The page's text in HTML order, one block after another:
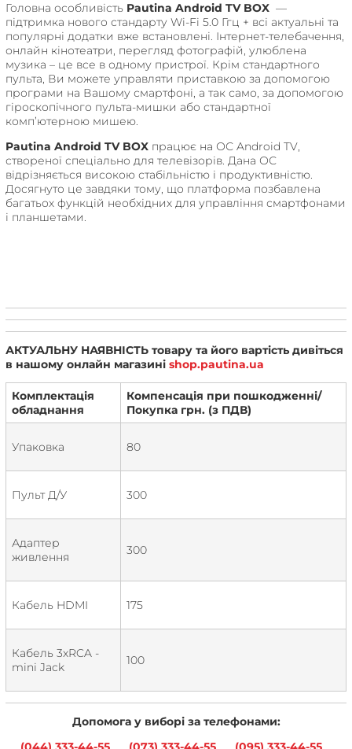
Головна особливість Pautina Android TV BOX —
підтримка нового стандарту Wi-Fi 5.0 Ггц + всі актуальні та
популярні додатки вже встановлені. Інтернет-телебачення,
онлайн кінотеатри, перегляд фотографій, улюблена
музика – це все в одному пристрої. Крім стандартного
пульта, Ви можете управляти приставкою за допомогою
програми на Вашому смартфоні, а так само, за допомогою
гіроскопічного пульта-мишки або стандартної
комп’ютерною мишею.
Pautina Android TV BOX працює на ОС Android TV,
створеної спеціально для телевізорів. Дана ОС
відрізняється високою стабільністю і продуктивністю.
Досягнуто це завдяки тому, що платформа позбавлена ​​
багатьох функцій необхідних для управління смартфонами
і планшетами.
АКТУАЛЬНУ НАЯВНІСТЬ товару та його вартість дивіться
в нашому онлайн магазині shop.pautina.ua
Комплектація
обладнання
Компенсація при пошкодженні/
Покупка грн. (з ПДВ)
Упаковка 80
Пульт Д/У 300
Адаптер
живлення
300
Кабель HDMI 175
Кабель 3xRCA -
mini Jack
100
Допомога у виборі за телефонами: